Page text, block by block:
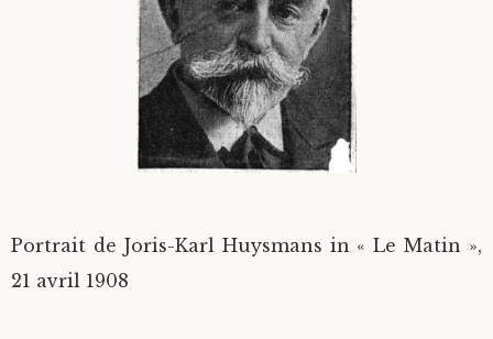
Langues étrangères
Portrait de Joris-Karl Huysmans in « Le Matin »,
21 avril 1908